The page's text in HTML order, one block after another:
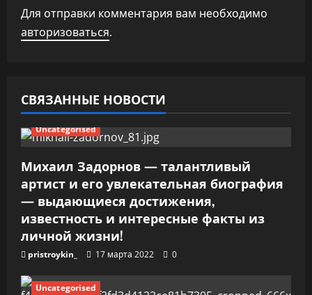
п
з
а
п
и
с
я
м
Для отправки комментария вам необходимо
авторизоваться.
СВЯЗАННЫЕ НОВОСТИ
Uncategorised
Михаил Задорнов — талантливый
артист и его увлекательная биография
— выдающиеся достижения,
известность и интересные факты из
личной жизни!
pristroykin_ 17 марта 2022 0
Uncategorised